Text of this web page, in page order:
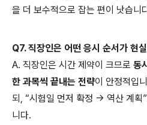
을 더 보수적으로 잡는 편이 낫습니
Q7. 직장인은 어떤 응시 순서가 현
A. 직장인은 시간 제약이 크므로 동
한 과목씩 끝내는 전략이 안정적입
되, “시험일 먼저 확정 → 역산 계획
니다.